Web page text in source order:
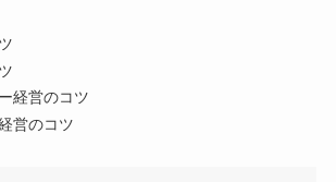
経営のコツ
営のコツ